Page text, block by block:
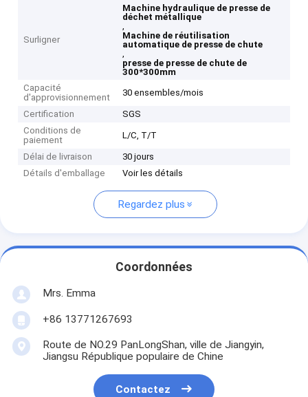
Surligner
Machine hydraulique de presse de
déchet métallique
,
Machine de réutilisation
automatique de presse de chute
,
presse de presse de chute de
300*300mm
Capacité
d'approvisionnement
30 ensembles/mois
Certification
SGS
Conditions de
paiement
L/C, T/T
Délai de livraison
30 jours
Détails d'emballage
Voir les détails
Regardez plus
Coordonnées
Mrs. Emma
+86 13771267693
Route de NO.29 PanLongShan, ville de Jiangyin,
Jiangsu République populaire de Chine
Contactez